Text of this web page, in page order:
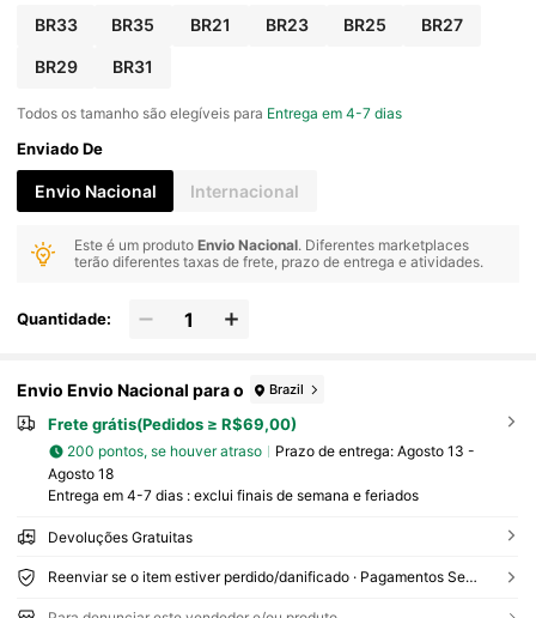
BR33 BR35 BR21 BR23 BR25 BR27
BR29 BR31
Todos os tamanho são elegíveis para Entrega em 4-7 dias
Enviado De
Envio Nacional Internacional
Este é um produtoEnvio Nacional. Diferentes marketplaces
terão diferentes taxas de frete, prazo de entrega e atividades.
Quantidade:
Envio Envio Nacional para o Brazil
Frete grátis(Pedidos ≥ R$69,00)
200 pontos, se houver atraso Prazo de entrega: Agosto 13 -
Agosto 18
Entrega em 4-7 dias : exclui finais de semana e feriados
Devoluções Gratuitas
Reenviar se o item estiver perdido/danificado · Pagamentos Seguros · Proteção de privacidade